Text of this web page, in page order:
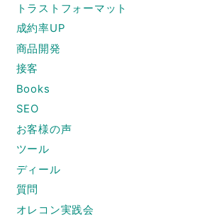
トラストフォーマット
成約率UP
商品開発
接客
Books
SEO
お客様の声
ツール
ディール
質問
オレコン実践会